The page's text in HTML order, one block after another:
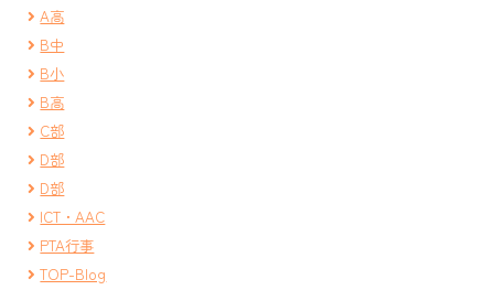
A高
B中
B小
B高
C部
D部
D部
ICT・AAC
PTA行事
TOP-Blog